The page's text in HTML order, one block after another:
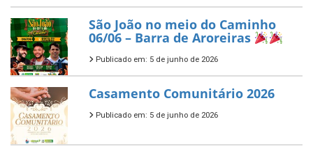
São João no meio do Caminho
06/06 – Barra de Aroreiras
Publicado em: 5 de junho de 2026
Casamento Comunitário 2026
Publicado em: 5 de junho de 2026